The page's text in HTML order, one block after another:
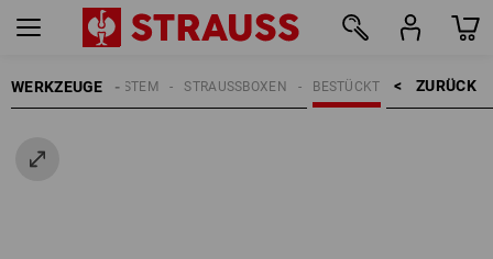
WERKZEUGE ZURÜCK    >
BESTÜCKT
STRAUSSBOXEN
STRAUSSBOX SYSTEM